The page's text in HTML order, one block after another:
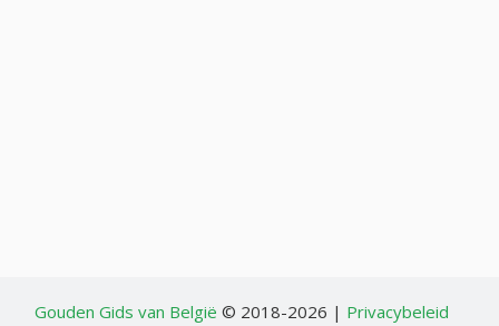
Gouden Gids van België © 2018-2026 | Privacybeleid